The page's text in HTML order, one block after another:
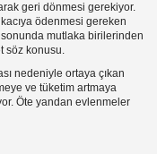
geri dönmesi gerekiyor.
ödenmesi gereken
mutlaka birilerinden
söz konusu.
nedeniyle ortaya çıkan
ve tüketim artmaya
Öte yandan evlenmeler